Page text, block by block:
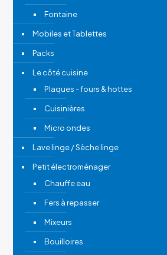
Fontaine
Mobiles et Tablettes
Packs
Le côté cuisine
Plaques - fours & hottes
Cuisinières
Micro ondes
Lave linge / Sèche linge
Petit électroménager
Chauffe eau
Fers à repasser
Mixeurs
Bouilloires